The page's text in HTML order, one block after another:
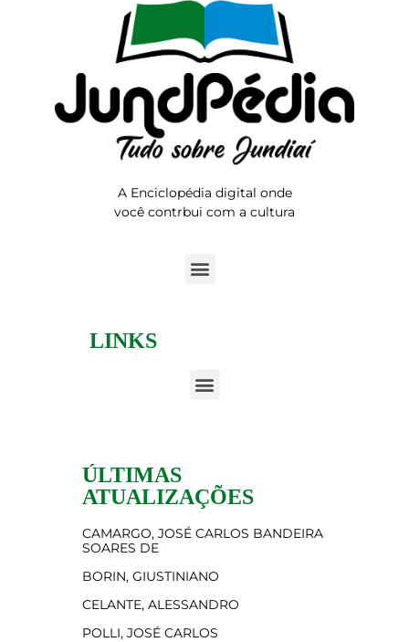
A Enciclopédia digital onde
você contrbui com a cultura
LINKS
ÚLTIMAS
ATUALIZAÇÕES
CAMARGO, JOSÉ CARLOS BANDEIRA
SOARES DE
BORIN, GIUSTINIANO
CELANTE, ALESSANDRO
POLLI, JOSÉ CARLOS